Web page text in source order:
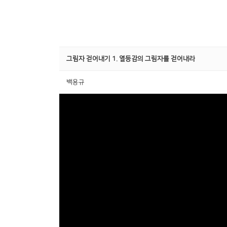
그림자 걷어내기 1. 열등감의 그림자를 걷어내라
백용규